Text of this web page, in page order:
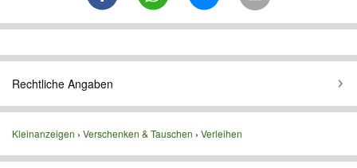
Rechtliche Angaben
Kleinanzeigen Verschenken & Tauschen Verleihen